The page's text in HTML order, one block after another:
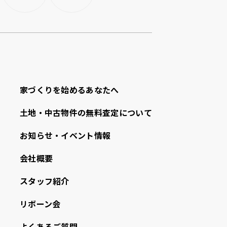
家づくりを始めるあなたへ
⼟地・中古物件の無料査定について
お知らせ・イベント情報
会社概要
スタッフ紹介
リボーン会